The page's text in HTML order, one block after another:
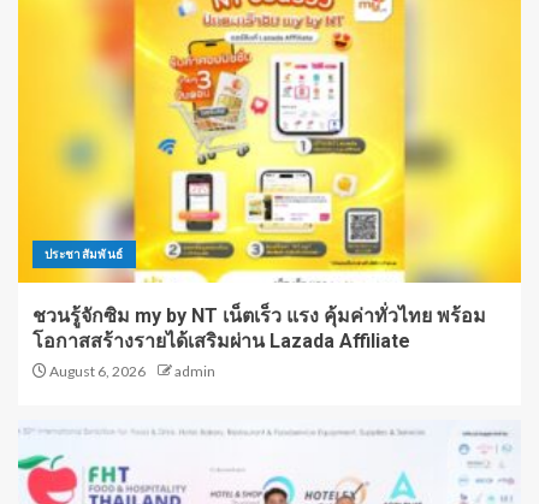
ประชาสัมพันธ์
ชวนรู้จักซิม my by NT เน็ตเร็ว แรง คุ้มค่าทั่วไทย พร้อม
โอกาสสร้างรายได้เสริมผ่าน Lazada Affiliate
August 6, 2026 admin